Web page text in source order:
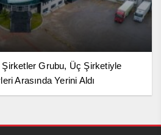
Şirketler Grubu, Üç Şirketiyle
Arasında Yerini Aldı